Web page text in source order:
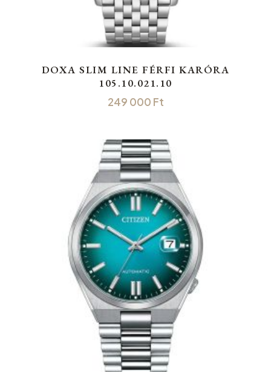
DOXA SLIM LINE FÉRFI KARÓRA
105.10.021.10
249 000 Ft